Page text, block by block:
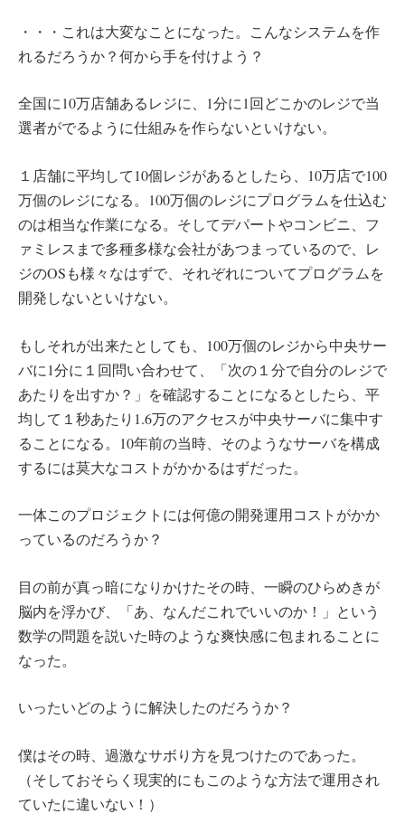
・・・これは大変なことになった。こんなシステムを作
れるだろうか？何から手を付けよう？
全国に10万店舗あるレジに、1分に1回どこかのレジで当
選者がでるように仕組みを作らないといけない。
１店舗に平均して10個レジがあるとしたら、10万店で100
万個のレジになる。100万個のレジにプログラムを仕込む
のは相当な作業になる。そしてデパートやコンビニ、フ
ァミレスまで多種多様な会社があつまっているので、レ
ジのOSも様々なはずで、それぞれについてプログラムを
開発しないといけない。
もしそれが出来たとしても、100万個のレジから中央サー
バに1分に１回問い合わせて、「次の１分で自分のレジで
あたりを出すか？」を確認することになるとしたら、平
均して１秒あたり1.6万のアクセスが中央サーバに集中す
ることになる。10年前の当時、そのようなサーバを構成
するには莫大なコストがかかるはずだった。
一体このプロジェクトには何億の開発運用コストがかか
っているのだろうか？
目の前が真っ暗になりかけたその時、一瞬のひらめきが
脳内を浮かび、「あ、なんだこれでいいのか！」という
数学の問題を説いた時のような爽快感に包まれることに
なった。
いったいどのように解決したのだろうか？
僕はその時、過激なサボり方を見つけたのであった。
（そしておそらく現実的にもこのような方法で運用され
ていたに違いない！）